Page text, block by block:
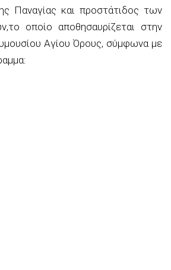
Παναγίας και προστάτιδος των
οποίο αποθησαυρίζεται στην
Αγίου Όρους, σύμφωνα με